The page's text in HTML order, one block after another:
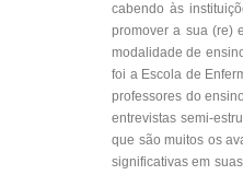
cabendo às
promover a sua (re)
modalidade de
foi a Escola de
professores do
entrevistas semi-
que são muitos os
significativas em